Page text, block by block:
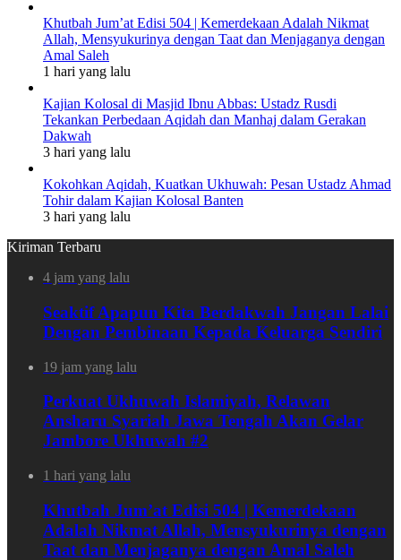
Khutbah Jum’at Edisi 504 | Kemerdekaan Adalah Nikmat
Allah, Mensyukurinya dengan Taat dan Menjaganya dengan
Amal Saleh
1 hari yang lalu
Kajian Kolosal di Masjid Ibnu Abbas: Ustadz Rusdi
Tekankan Perbedaan Aqidah dan Manhaj dalam Gerakan
Dakwah
3 hari yang lalu
Kokohkan Aqidah, Kuatkan Ukhuwah: Pesan Ustadz Ahmad
Tohir dalam Kajian Kolosal Banten
3 hari yang lalu
Kiriman Terbaru
4 jam yang lalu
Seaktif Apapun Kita Berdakwah Jangan Lalai
Dengan Pembinaan Kepada Keluarga Sendiri
19 jam yang lalu
Perkuat Ukhuwah Islamiyah, Relawan
Ansharu Syariah Jawa Tengah Akan Gelar
Jambore Ukhuwah #2
1 hari yang lalu
Khutbah Jum’at Edisi 504 | Kemerdekaan
Adalah Nikmat Allah, Mensyukurinya dengan
Taat dan Menjaganya dengan Amal Saleh